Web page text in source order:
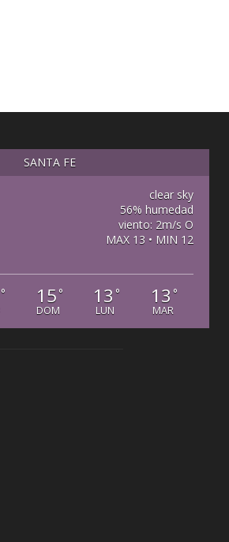
SANTA FE
clear sky
56% humedad
viento: 2m/s O
MAX 13 • MIN 12
° 15 °
DOM
13 °
LUN
13 °
MAR